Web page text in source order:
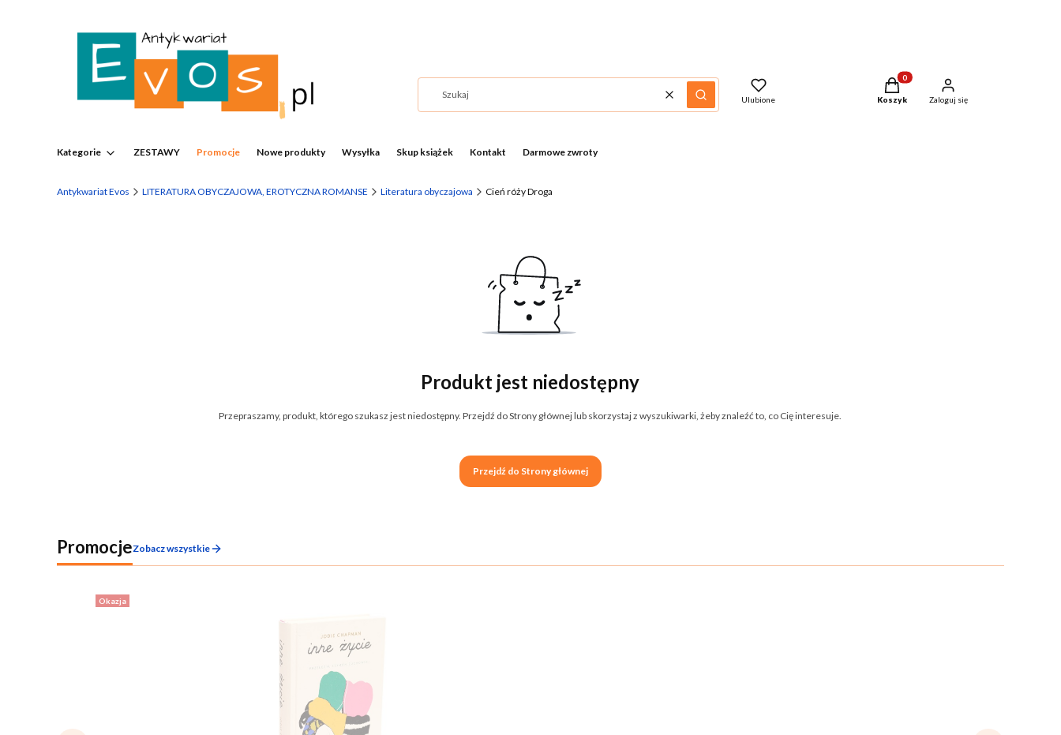
WyczyśćSzukaj Ulubione
Produkty w koszyku: 0. Zobacz
Koszyk Zaloguj się
Kategorie ZESTAWY Promocje Nowe produkty Wysyłka Skup książek Kontakt Darmowe zwroty
Antykwariat Evos LITERATURA OBYCZAJOWA, EROTYCZNA ROMANSE Literatura obyczajowa Cień róży Droga
Produkt jest niedostępny
Przepraszamy, produkt, którego szukasz jest niedostępny. Przejdź do Strony głównej lub skorzystaj z wyszukiwarki, żeby znaleźć to, co Cię interesuje.
Przejdź do Strony głównej
PromocjeZobacz wszystkie
Okazja